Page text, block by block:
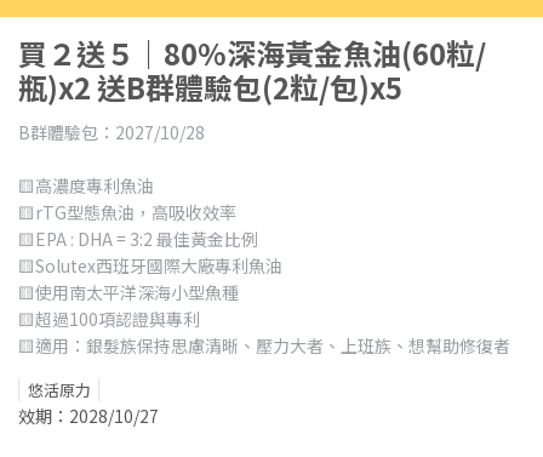
買２送５｜80%深海黃金魚油(60粒/
瓶)x2 送B群體驗包(2粒/包)x5
B群體驗包：2027/10/28
🟨高濃度專利魚油
🟨rTG型態魚油，高吸收效率
🟨EPA : DHA = 3:2 最佳黃金比例
🟨Solutex西班牙國際大廠專利魚油
🟨使用南太平洋深海小型魚種
🟨超過100項認證與專利
🟨適用：銀髮族保持思慮清晰、壓力大者、上班族、想幫助修復者
悠活原力
效期：2028/10/27